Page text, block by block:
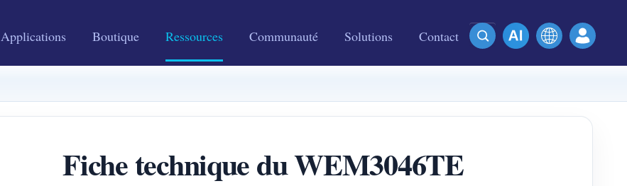
Applications Boutique Ressources Communauté Solutions Contact
Fiche technique du WEM3046TE